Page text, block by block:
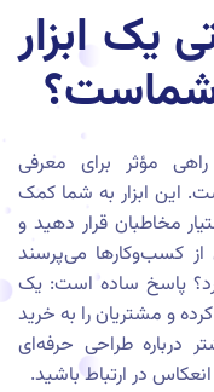
یک ابزار
شماست؟
مؤثر برای معرفی
این ابزار به شما کمک
مخاطبان قرار دهید و
کسب‌وکارها می‌پرسند
پاسخ ساده است: یک
کرده و مشتریان را به خرید
درباره طراحی حرفه‌ای
در ارتباط باشید.